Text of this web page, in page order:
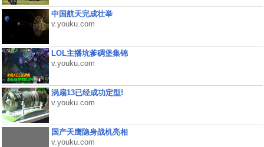
中国航天完成壮举
v.youku.com
LOL主播坑爹碉堡集锦
v.youku.com
涡扇13已经成功定型!
v.youku.com
国产天鹰隐身战机亮相
v.youku.com